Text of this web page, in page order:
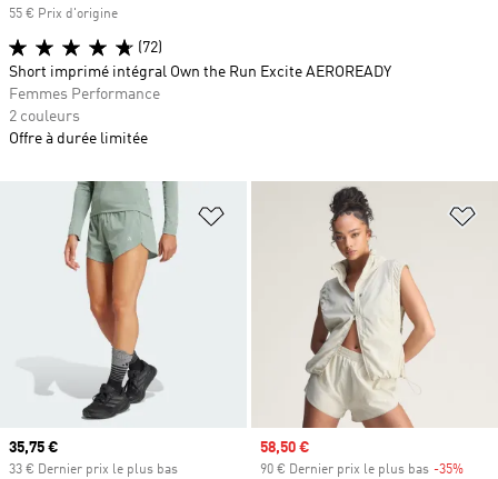
Ajouter à la Liste de produits
Prix actuel
35,75 €
33 € Dernier prix le plus bas
Prix soldé
58,50 €
90 € Dernier prix le plus bas -35%
55 € Prix d'origine
(72)
Short imprimé intégral Own the Run Excite AEROREADY
Femmes Performance
2 couleurs
Offre à durée limitée